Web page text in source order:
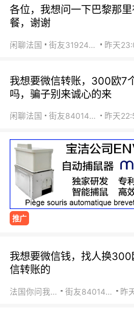
各位，我想问一下巴黎那
餐，谢谢
闲聊法国 街友31924072 昨天
我想要微信转账，300欧7
吗，骗子别来诚心的来
闲聊法国 街友84014588 昨天
推广
我想要微信钱，找人换
信转账的
法国你问我答 街友84014588 昨